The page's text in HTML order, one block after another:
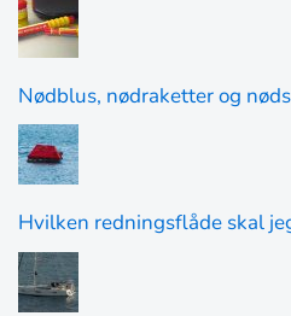
Nødblus, nødraketter og
Hvilken redningsflåde skal